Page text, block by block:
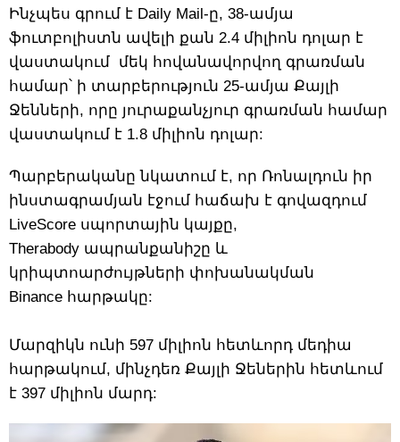
Ինչպես գրում է Daily Mail-ը, 38-ամյա
ֆուտբոլիստն ավելի քան 2.4 միլիոն դոլար է
վաստակում մեկ հովանավորվող գրառման
համար՝ ի տարբերություն 25-ամյա Քայլի
Ջենների, որը յուրաքանչյուր գրառման համար
վաստակում է 1.8 միլիոն դոլար:
Պարբերականը նկատում է, որ Ռոնալդուն իր
ինստագրամյան էջում հաճախ է գովազդում
LiveScore սպորտային կայքը,
Therabody ապրանքանիշը և
կրիպտոարժույթների փոխանակման
Binance հարթակը:
Մարզիկն ունի 597 միլիոն հետևորդ մեդիա
հարթակում, մինչդեռ Քայլի Ջեներին հետևում
է 397 միլիոն մարդ: